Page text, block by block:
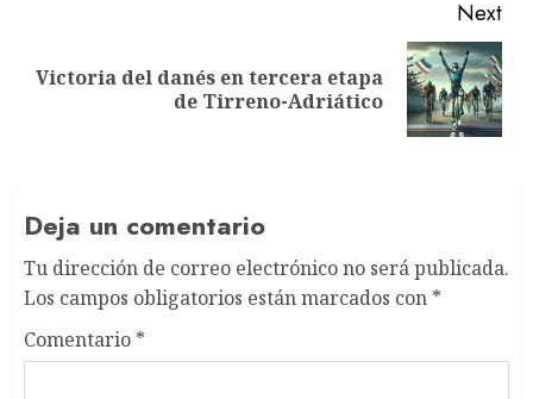
Next
Next
Victoria del danés en tercera etapa
de Tirreno-Adriático
Deja un comentario
Tu dirección de correo electrónico no será publicada.
Los campos obligatorios están marcados con *
Comentario *